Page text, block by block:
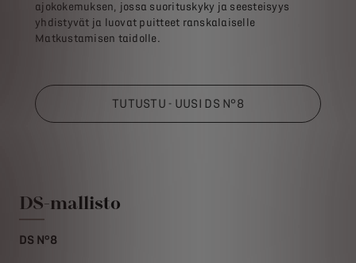
ajokokemuksen, jossa suorituskyky ja seesteisyys
yhdistyvät ja luovat puitteet ranskalaiselle
Matkustamisen taidolle.
TUTUSTU - UUSI DS N°8
DS-mallisto
DS N°8